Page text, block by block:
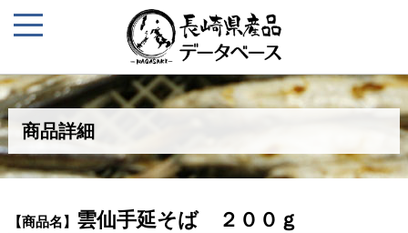
商品詳細
【商品名】 雲仙手延そば ２００ｇ